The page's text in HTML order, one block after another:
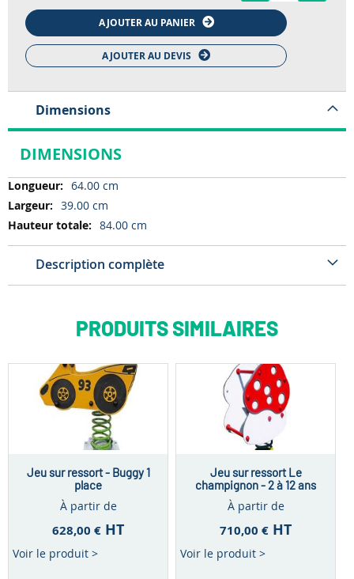
AJOUTER AU PANIER
AJOUTER AU DEVIS
Dimensions
DIMENSIONS
Dimensions 64.00 cm
39.00 cm
84.00 cm
Description complète
PRODUITS SIMILAIRES
Jeu sur ressort - Buggy 1
place
À partir de
628,00 € HT
Voir le produit >
Jeu sur ressort Le
champignon - 2 à 12 ans
À partir de
710,00 € HT
Voir le produit >